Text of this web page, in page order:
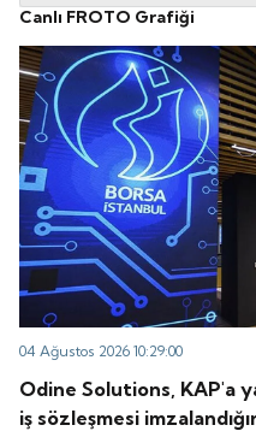
Canlı FROTO Grafiği
04 Ağustos 2026 10:29:00
Odine Solutions, KAP'a
iş sözleşmesi